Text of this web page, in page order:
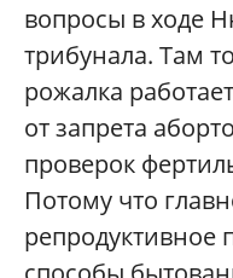
вопросы в ходе
трибунала. Там
рожалка
от запрета
проверок
Потому что
репродуктивное